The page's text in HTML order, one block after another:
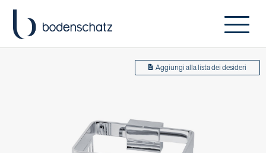
Aggiungi alla lista dei desideri